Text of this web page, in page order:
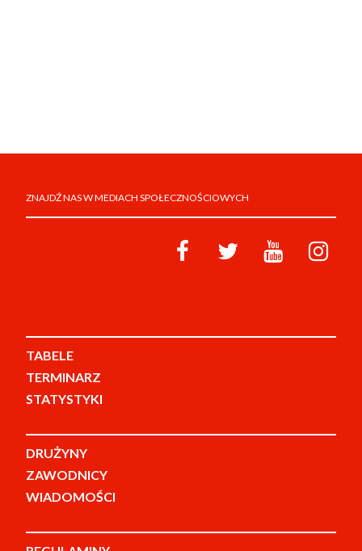
ZNAJDŹ NAS W MEDIACH SPOŁECZNOŚCIOWYCH
TABELE
TERMINARZ
STATYSTYKI
DRUŻYNY
ZAWODNICY
WIADOMOŚCI